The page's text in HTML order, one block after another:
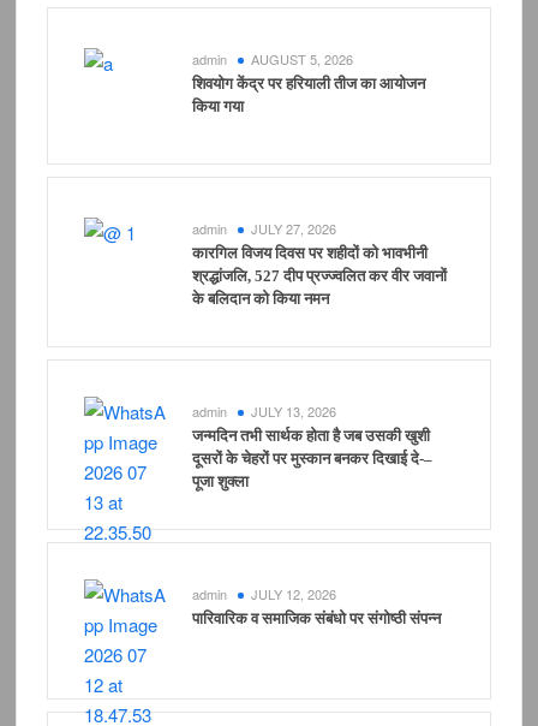
admin AUGUST 5, 2026
शिवयोग केंद्र पर हरियाली तीज का आयोजन
किया गया
admin JULY 27, 2026
कारगिल विजय दिवस पर शहीदों को भावभीनी
श्रद्धांजलि, 527 दीप प्रज्ज्वलित कर वीर जवानों
के बलिदान को किया नमन
admin JULY 13, 2026
जन्मदिन तभी सार्थक होता है जब उसकी खुशी
दूसरों के चेहरों पर मुस्कान बनकर दिखाई दे-–
पूजा शुक्ला
admin JULY 12, 2026
पारिवारिक व समाजिक संबंधो पर संगोष्ठी संपन्न